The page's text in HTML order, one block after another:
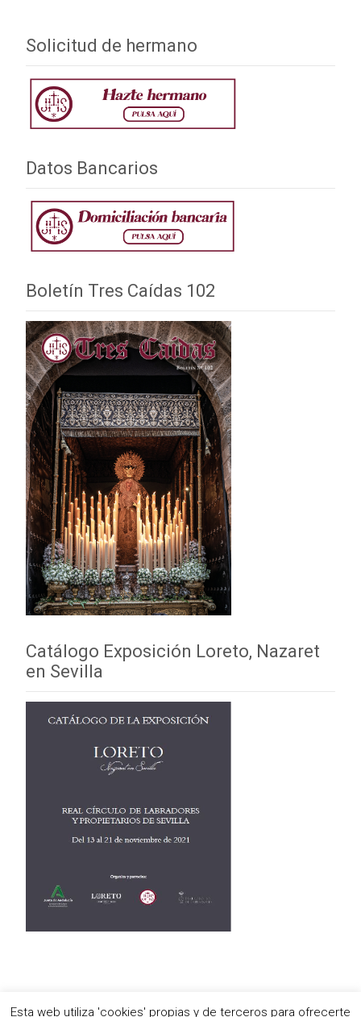
Solicitud de hermano
Datos Bancarios
Boletín Tres Caídas 102
Catálogo Exposición Loreto, Nazaret
en Sevilla
Esta web utiliza 'cookies' propias y de terceros para ofrecerte